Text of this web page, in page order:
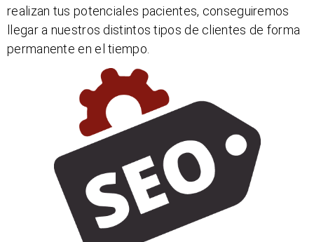
realizan tus potenciales pacientes, conseguiremos
llegar a nuestros distintos tipos de clientes de forma
permanente en el tiempo.